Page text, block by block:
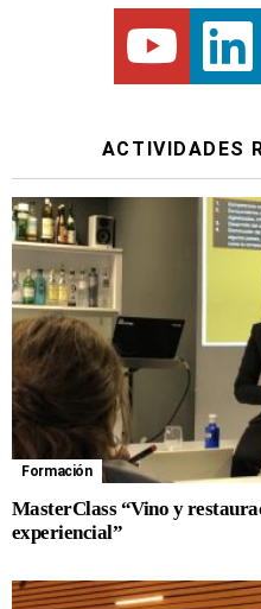
Youtube
ACTIVIDADES
Formación
MasterClass “Vino y
experiencial”